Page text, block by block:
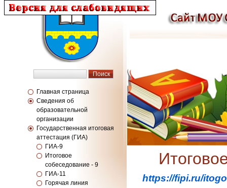
Главная страница
Сведения об
образовательной
организации
Государственная итоговая
аттестация (ГИА)
ГИА-9
Итоговое
собеседование - 9
ГИА-11
Горячая линия
https://fipi.ru/